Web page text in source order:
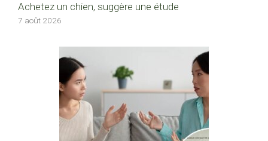
Achetez un chien, suggère une étude
7 août 2026